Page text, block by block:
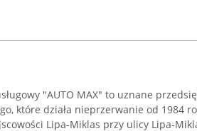
"AUTO MAX" to uznane
które działa nieprzerwanie od 1984
Lipa-Miklas przy ulicy Lipa-